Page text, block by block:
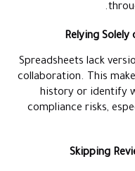
Relying
Spreadsheets lack
collaboration. This
history or identify
compliance risks,
Skipping